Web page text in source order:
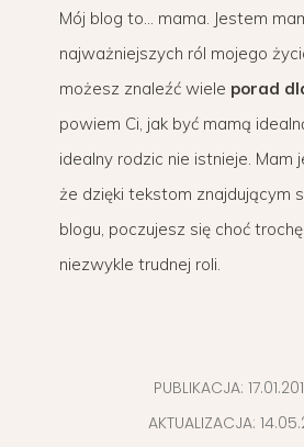
Mój blog to… mama. Jestem
najważniejszych ról mojego
możesz znaleźć wiele porad
powiem Ci, jak być mamą
idealny rodzic nie istnieje. Mam
że dzięki tekstom znajdującym
blogu, poczujesz się choć
niezwykle trudnej roli.
PUBLIKACJA:
AKTUALIZACJA: